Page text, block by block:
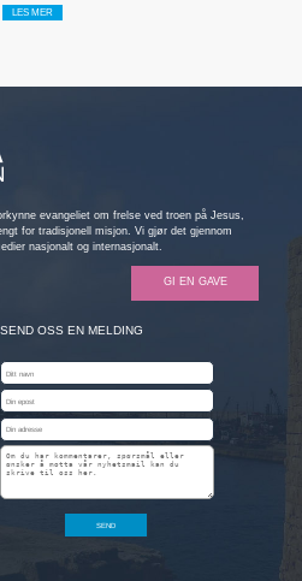
LES MER
evangeliet om frelse ved troen på Jesus,
for tradisjonell misjon. Vi gjør det gjennom
nasjonalt og internasjonalt.
GI EN GAVE
SEND OSS EN MELDING